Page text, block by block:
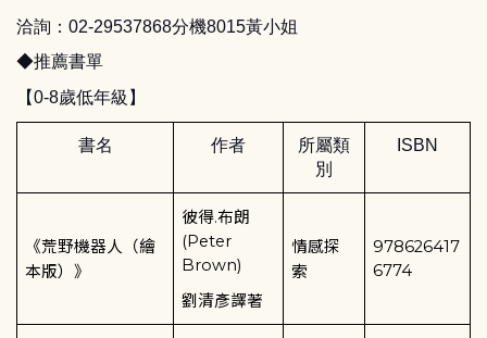
洽詢： 02-29537868分機8015黃小姐
◆推薦書單
【0-8歲低年級】
書名 作者
所屬類
別
ISBN
《荒野機器人（繪
本版）》
彼得.布朗
(Peter
Brown)
劉清彥譯著
情感探
索
978626417
6774